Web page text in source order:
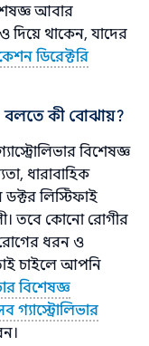
আবার
দিয়ে থাকেন, যাদের
ডিরেক্টরি
বলতে কী বোঝায়?
বিশেষজ্ঞ
ধারাবাহিক
লিস্টিফাই
তবে কোনো রোগীর
ধরন ও
চাইলে আপনি
বিশেষজ্ঞ
গ্যাস্ট্রোলিভার